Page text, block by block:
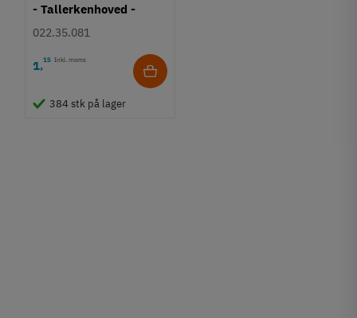
- Tallerkenhoved -
Krydskærv
022.35.081
1,15 Inkl. moms
384 stk på lager